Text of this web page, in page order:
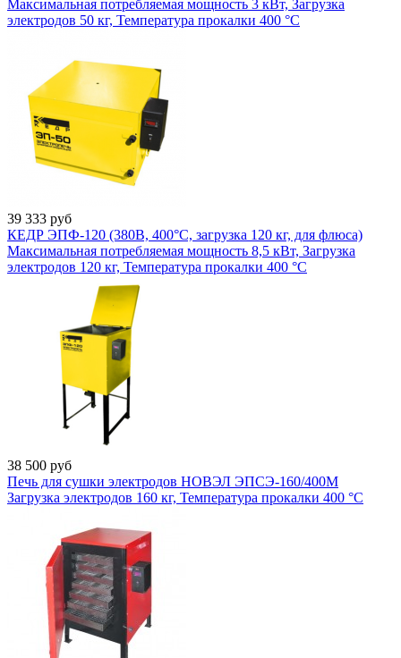
Максимальная потребляемая мощность 3 кВт, Загрузка
электродов 50 кг, Температура прокалки 400 °С
39 333 руб
КЕДР ЭПФ-120 (380В, 400°C, загрузка 120 кг, для флюса)
Максимальная потребляемая мощность 8,5 кВт, Загрузка
электродов 120 кг, Температура прокалки 400 °С
38 500 руб
Печь для сушки электродов НОВЭЛ ЭПСЭ-160/400М
Загрузка электродов 160 кг, Температура прокалки 400 °С